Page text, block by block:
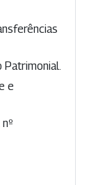
Patrimonial.
e